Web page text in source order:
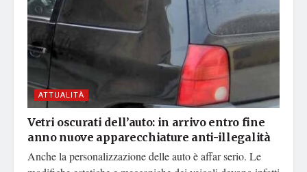
ATTUALITÀ
Vetri oscurati dell’auto: in arrivo entro fine
anno nuove apparecchiature anti-illegalità
Anche la personalizzazione delle auto è affar serio. Le